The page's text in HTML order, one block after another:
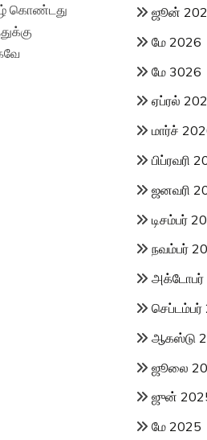
கொண்டது
ஜூன்
மே 2026
மே 3026
ஏப்ரல்
மார்ச்
பிப்ரவரி
ஜனவரி
டிசம்பர்
நவம்பர்
அக்டோபர்
செப்டம்பர்
ஆகஸ்டு
ஜூலை
ஜுன்
மே 2025